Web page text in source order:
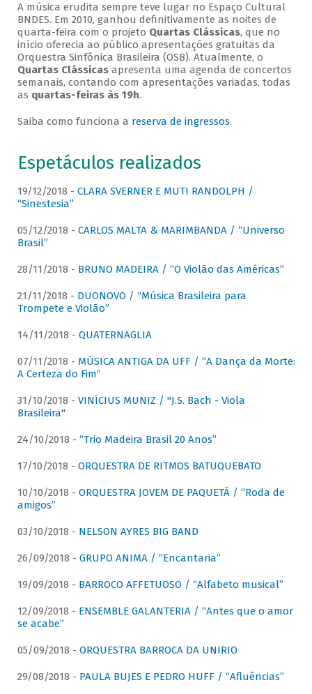
A música erudita sempre teve lugar no Espaço Cultural
BNDES. Em 2010, ganhou definitivamente as noites de
quarta-feira com o projeto Quartas Clássicas, que no
início oferecia ao público apresentações gratuitas da
Orquestra Sinfônica Brasileira (OSB). Atualmente, o
Quartas Clássicasapresenta uma agenda de concertos
semanais, contando com apresentações variadas, todas
as quartas-feiras às 19h.
Saiba como funciona a reserva de ingressos.
Espetáculos realizados
19/12/2018 - CLARA SVERNER E MUTI RANDOLPH /
“Sinestesia”
05/12/2018 - CARLOS MALTA & MARIMBANDA / “Universo
Brasil”
28/11/2018 - BRUNO MADEIRA / “O Violão das Américas”
21/11/2018 - DUONOVO / “Música Brasileira para
Trompete e Violão”
14/11/2018 - QUATERNAGLIA
07/11/2018 - MÚSICA ANTIGA DA UFF / “A Dança da Morte:
A Certeza do Fim”
31/10/2018 - VINÍCIUS MUNIZ / "J.S. Bach - Viola
Brasileira"
24/10/2018 - “Trio Madeira Brasil 20 Anos”
17/10/2018 - ORQUESTRA DE RITMOS BATUQUEBATO
10/10/2018 - ORQUESTRA JOVEM DE PAQUETÁ / “Roda de
amigos”
03/10/2018 - NELSON AYRES BIG BAND
26/09/2018 - GRUPO ANIMA / “Encantaria”
19/09/2018 - BARROCO AFFETUOSO / “Alfabeto musical”
12/09/2018 - ENSEMBLE GALANTERIA / “Antes que o amor
se acabe”
05/09/2018 - ORQUESTRA BARROCA DA UNIRIO
29/08/2018 - PAULA BUJES E PEDRO HUFF / “Afluências”